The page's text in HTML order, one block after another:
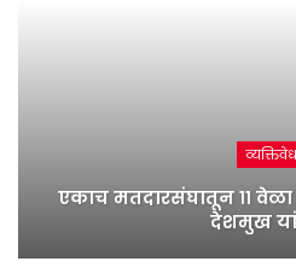
व्यक्तिवेध
एकाच मतदारसंघातून ११
देशमुख